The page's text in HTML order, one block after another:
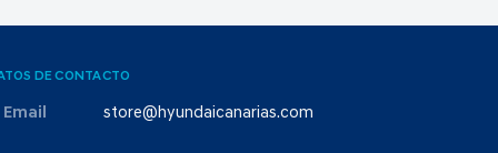
DE CONTACTO
Email store@hyundaicanarias.com